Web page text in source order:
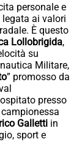
personale e
legata ai valori
È questo
Lollobrigida,
su
Militare,
” promosso da
presso
Galletti in
sport e